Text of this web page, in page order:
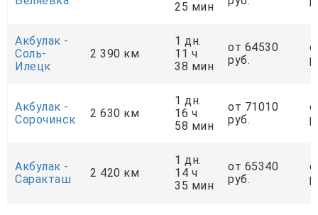
25 мин
Акбулак -
Соль-
Илецк
2 390 км
1 дн.
11 ч
38 мин
от 64530
руб.
Акбулак -
Сорочинск
2 630 км
1 дн.
16 ч
58 мин
от 71010
руб.
Акбулак -
Саракташ
2 420 км
1 дн.
14 ч
35 мин
от 65340
руб.